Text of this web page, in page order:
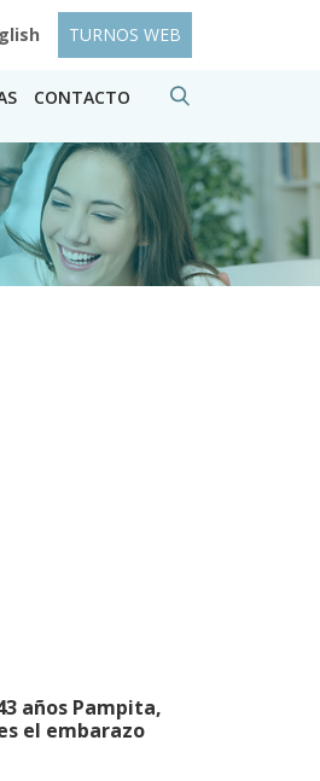
TURNOS WEB
CONTACTO
años Pampita,
el embarazo